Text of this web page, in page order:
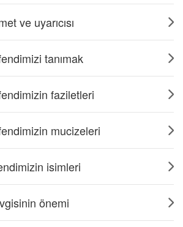
ve uyarıcısı
tanımak
faziletleri
mucizeleri
isimleri
önemi